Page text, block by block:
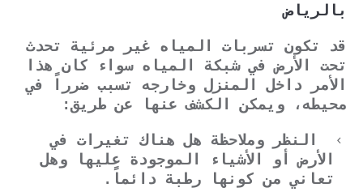
بالرياض
قد تكون تسربات المياه غير مرئية تحدث
تحت الأرض في شبكة المياه سواء كان هذا
الأمر داخل المنزل وخارجه تسبب ضرراً في
محيطه، ويمكن الكشف عنها عن طريق:
النظر وملاحظة هل هناك تغيرات في
الأرض أو الأشياء الموجودة عليها وهل
تعاني من كونها رطبة دائماً.